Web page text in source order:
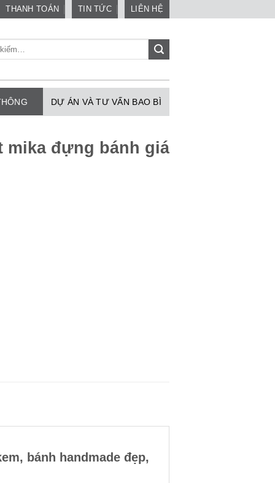
THANH TOÁN TIN TỨC LIÊN HỆ
DỰ ÁN VÀ TƯ VẤN BAO BÌ
mika đựng bánh giá
bánh handmade đẹp,